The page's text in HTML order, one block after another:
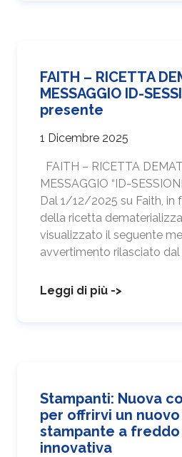
FAITH – RICETTA
MESSAGGIO ID-
presente
1 Dicembre 2025
FAITH – RICETTA
MESSAGGIO “ID-
Dal 1/12/2025 su Faith, in
della ricetta
visualizzato il seguente
avvertimento rilasciato dal
Leggi di più ->
Stampanti: Nuova
per offrirvi un
stampante a
innovativa